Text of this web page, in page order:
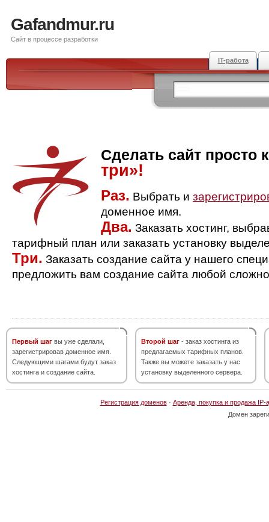
Gafandmur.ru
Сайт в процессе разработки
IT-работа
Сделать сайт просто
три»!
Раз. Выбрать и
доменное имя.
Два. Заказать хостинг,
тарифный план или заказать установку
Три. Заказать создание сайта у нашего
предложить вам создание сайта любой
Первый шаг вы уже сделали,
зарегистрировав доменное имя.
Следующими шагами будут заказ
хостинга и создание сайта.
Второй шаг - заказ хостинга из
предлагаемых тарифных планов.
Также вы можете заказать у нас
установку выделенного сервера.
Регистрация доменов· Аренда, покупка и продажа IP-
Домен